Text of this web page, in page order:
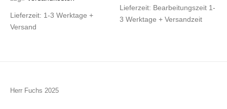
Lieferzeit: 1-3 Werktage +
Versand
Lieferzeit: Bearbeitungszeit 1-
3 Werktage + Versandzeit
Herr Fuchs 2025